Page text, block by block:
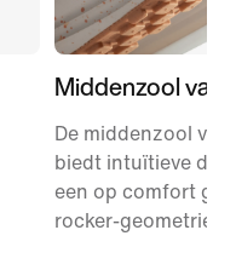
Middenzool van
De middenzool van
biedt intuïtieve
een op comfort
rocker-geometrie.